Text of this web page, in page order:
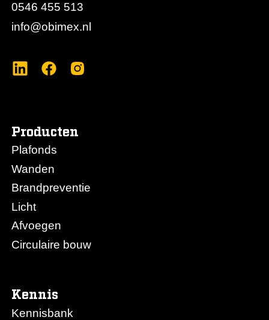
0546 455 513
info@obimex.nl
Producten
Plafonds
Wanden
Brandpreventie
Licht
Afvoegen
Circulaire bouw
Kennis
Kennisbank